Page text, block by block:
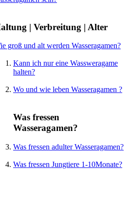
| Verbreitung | Alter
groß und alt werden Wasseragamen?
Kann ich nur eine Wassweragame
halten?
Wo und wie leben Wasseragamen ?
Was fressen
Wasseragamen?
Was fressen adulter Wasseragamen?
Was fressen Jungtiere 1-10Monate?